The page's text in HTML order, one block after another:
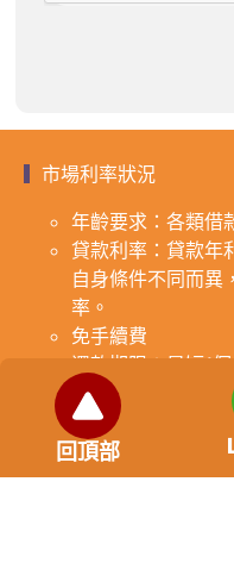
市場利率狀況
年齡要求：各類借
貸款利率：貸款年
自身條件不同而異
率。
免手續費
還款期限：最短1
方協議而訂。
範例試算：小明急
後選定金主，雙方
利率12%計算，每
回頂部